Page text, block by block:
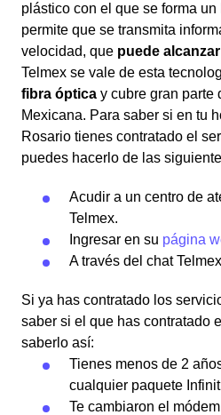
plástico con el que se forma
permite que se transmita
velocidad, que puede
Telmex se vale de esta
fibra óptica y cubre gran parte
Mexicana. Para saber si en tu
Rosario tienes contratado el
puedes hacerlo de las
Acudir a un centro de
Telmex.
Ingresar en su página
A través del chat
Si ya has contratado los
saber si el que has contratado
saberlo así:
Tienes menos de 2
cualquier paquete
Te cambiaron el